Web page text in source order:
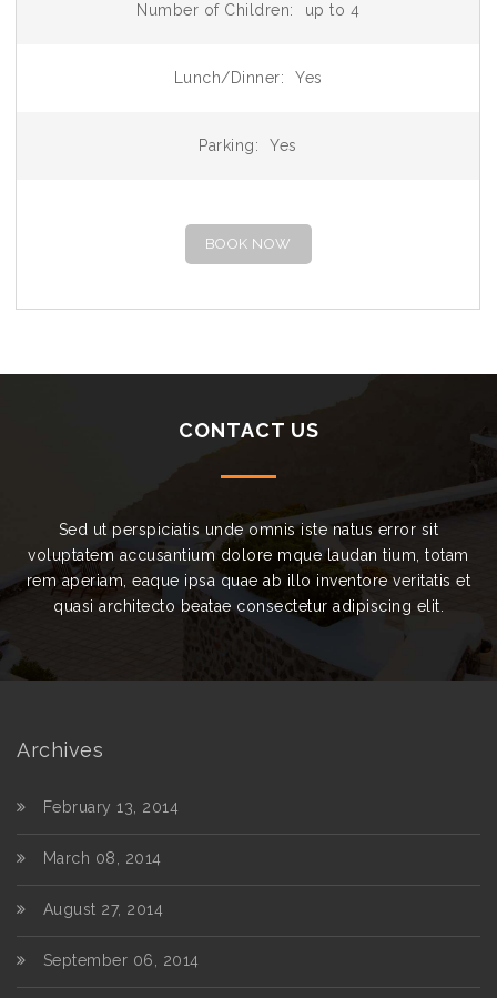
Number of Children: up to 4
Lunch/Dinner: Yes
Parking: Yes
BOOK NOW
CONTACT US
Sed ut perspiciatis unde omnis iste natus error sit
voluptatem accusantium dolore mque laudan tium, totam
rem aperiam, eaque ipsa quae ab illo inventore veritatis et
quasi architecto beatae consectetur adipiscing elit.
Archives
February 13, 2014
March 08, 2014
August 27, 2014
September 06, 2014